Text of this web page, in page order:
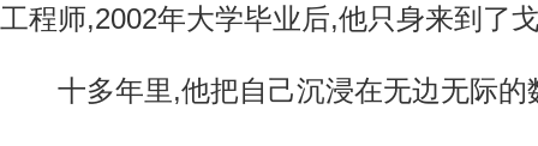
工程师,2002年大学毕业后,他只身来到了
十多年里,他把自己沉浸在无边无际的